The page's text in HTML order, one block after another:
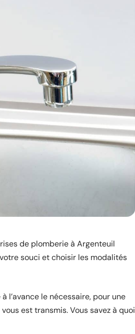
de plomberie à Argenteuil
souci et choisir les modalités
l’avance le nécessaire, pour une
vous est transmis. Vous savez à quoi